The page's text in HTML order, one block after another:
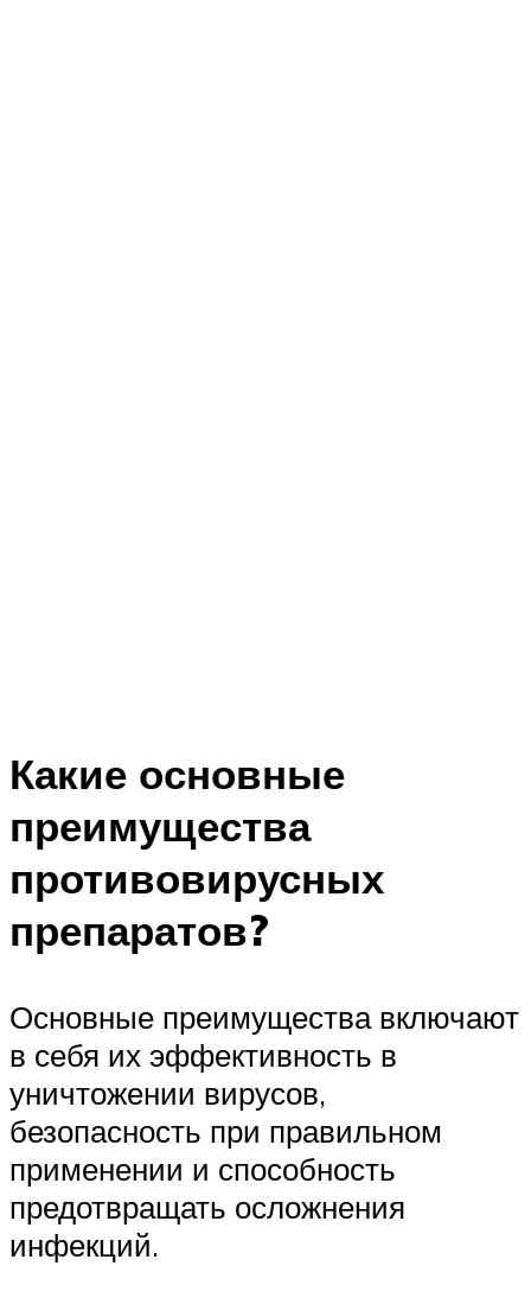
Какие основные
преимущества
противовирусных
препаратов?
Основные преимущества включают
в себя их эффективность в
уничтожении вирусов,
безопасность при правильном
применении и способность
предотвращать осложнения
инфекций.